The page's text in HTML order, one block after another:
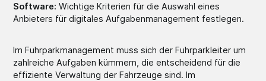
Software:Wichtige Kriterien für die Auswahl eines
Anbieters für digitales Aufgabenmanagement festlegen.
Im Fuhrparkmanagement muss sich der Fuhrparkleiter um
zahlreiche Aufgaben kümmern, die entscheidend für die
effiziente Verwaltung der Fahrzeuge sind. Im